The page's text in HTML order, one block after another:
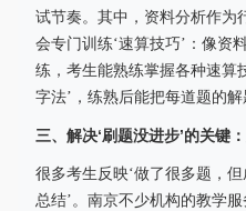
试节奏。其中，资料分析作为
会专门训练‘速算技巧’：像资
练，考生能熟练掌握各种速算
字法’，练熟后能把每道题的解
三、解决‘刷题没进步’的关键
很多考生反映‘做了很多题，
总结’。南京不少机构的教学